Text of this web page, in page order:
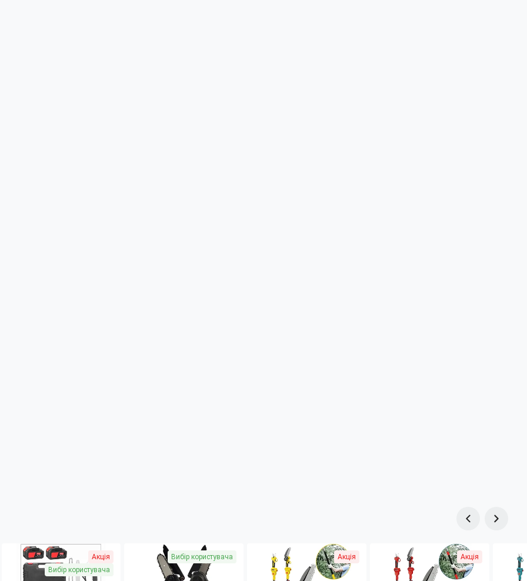
Акція
Вибір користувача
Вибір користувача Акція Акція